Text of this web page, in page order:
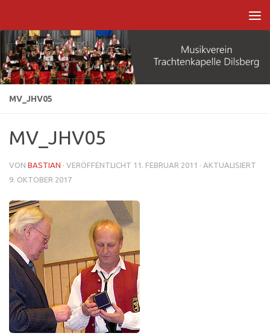
MV_JHV05
MV_JHV05
VON BASTIAN · VERÖFFENTLICHT 11. FEBRUAR 2011 · AKTUALISIERT
9. OKTOBER 2017